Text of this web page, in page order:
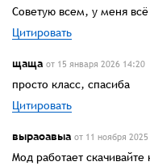
Советую всем, у меня всё
Цитировать
щаща от 15 января 2026 14:20
просто класс, спасиба
Цитировать
выраоавыа от 11 ноября
Mод работает